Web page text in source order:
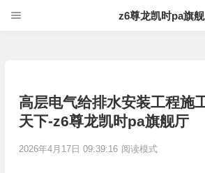
z6尊龙凯时pa旗
高层电气给排水安装工程施
天下-z6尊龙凯时pa旗舰厅
2026年4月17日 09:39:16 阅读模式